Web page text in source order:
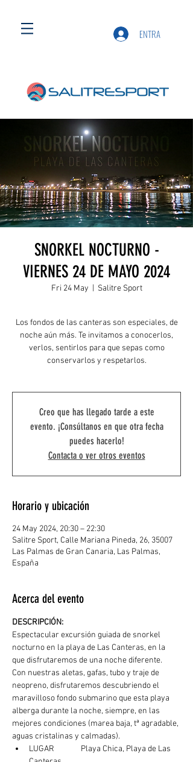
ENTRA
SNORKEL NOCTURNO -
VIERNES 24 DE MAYO 2024
Fri 24 May Salitre Sport
Los fondos de las canteras son especiales, de
noche aún más. Te invitamos a conocerlos,
verlos, sentirlos para que sepas como
conservarlos y respetarlos.
Creo que has llegado tarde a este
evento. ¡Consúltanos en que otra fecha
puedes hacerlo!
Contacta o ver otros eventos
Horario y ubicación
24 May 2024, 20:30 – 22:30
Salitre Sport, Calle Mariana Pineda, 26, 35007
Las Palmas de Gran Canaria, Las Palmas,
España
Acerca del evento
DESCRIPCIÓN:
Espectacular excursión guiada de snorkel
nocturno en la playa de Las Canteras, en la
que disfrutaremos de una noche diferente.
Con nuestras aletas, gafas, tubo y traje de
neopreno, disfrutaremos descubriendo el
maravilloso fondo submarino que esta playa
alberga durante la noche, siempre, en las
mejores condiciones (marea baja, tª agradable,
aguas cristalinas y calmadas).
LUGAR	  Playa Chica, Playa de Las